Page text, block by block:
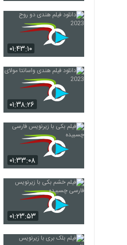
۰۱:۴۳:۱۰
۰۱:۳۸:۲۶
۰۱:۳۳:۰۸
۰۱:۲۳:۵۳